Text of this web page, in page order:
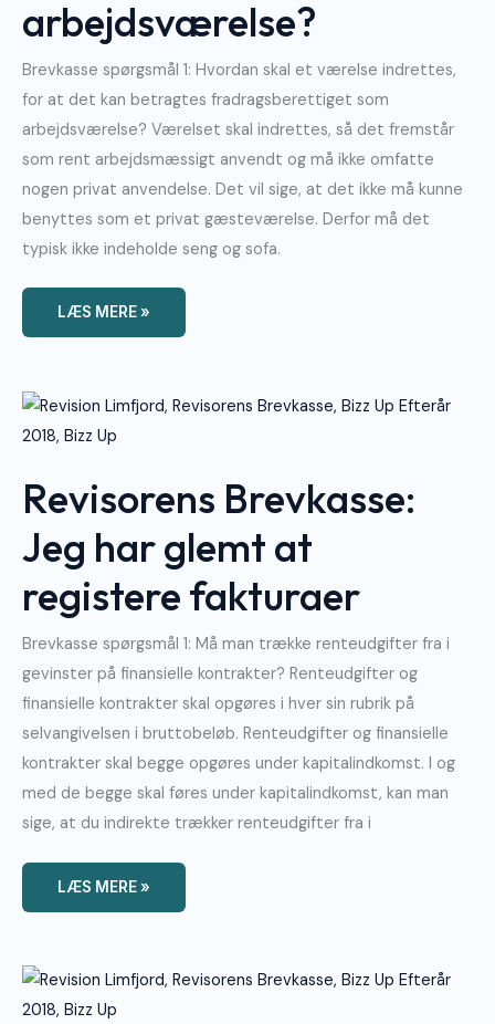
arbejdsværelse?
Brevkasse spørgsmål 1: Hvordan skal et værelse indrettes,
for at det kan betragtes fradragsberettiget som
arbejdsværelse? Værelset skal indrettes, så det fremstår
som rent arbejdsmæssigt anvendt og må ikke omfatte
nogen privat anvendelse. Det vil sige, at det ikke må kunne
benyttes som et privat gæsteværelse. Derfor må det
typisk ikke indeholde seng og sofa.
LÆS MERE »
Revisorens Brevkasse:
Jeg har glemt at
registere fakturaer
Brevkasse spørgsmål 1: Må man trække renteudgifter fra i
gevinster på finansielle kontrakter? Renteudgifter og
finansielle kontrakter skal opgøres i hver sin rubrik på
selvangivelsen i bruttobeløb. Renteudgifter og finansielle
kontrakter skal begge opgøres under kapitalindkomst. I og
med de begge skal føres under kapitalindkomst, kan man
sige, at du indirekte trækker renteudgifter fra i
Revisorens
Brevkasse:
Jeg
Har
Registere
Fakturaer
LÆS MERE »
Revisorens
Brevkasse:
Kan
En